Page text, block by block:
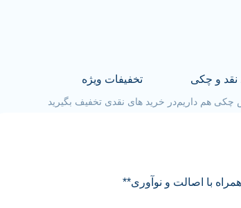
نقد و چکی
چکی هم داریم
تخفیفات ویژه
در خرید های نقدی تخفیف بگیرید
با اصالت و نوآوری**